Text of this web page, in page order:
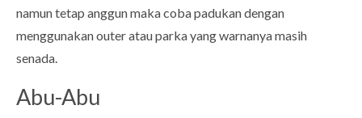
namun tetap anggun maka coba padukan dengan
menggunakan outer atau parka yang warnanya masih
senada.
Abu-Abu